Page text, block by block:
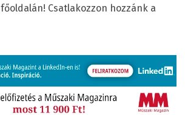
főoldalán! Csatlakozzon hozzánk a